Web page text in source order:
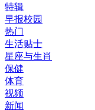
特辑
早报校园
热门
生活贴士
星座与生肖
保健
体育
视频
新闻